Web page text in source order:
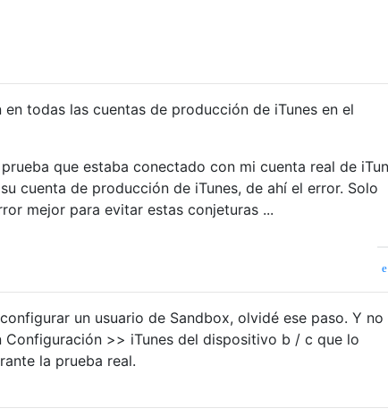
todas las cuentas de producción de iTunes en el
que estaba conectado con mi cuenta real de
cuenta de producción de iTunes, de ahí el error. Solo
mejor para evitar estas conjeturas ...
un usuario de Sandbox, olvidé ese paso. Y no
Configuración >> iTunes del dispositivo b / c que lo
la prueba real.